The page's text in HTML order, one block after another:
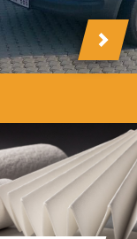
Next